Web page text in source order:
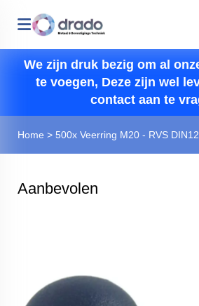
We zijn druk bezig om al
te voegen, Deze zijn wel
contact aan te
Home > 500x Veerring M20 - RVS
Aanbevolen